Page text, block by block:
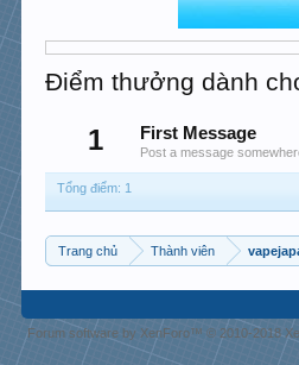
Điểm thưởng dành
1 First Message
Post a message
Tổng điểm: 1
Trang chủ Thành viên
Forum software by XenForo™ © 2010-2018